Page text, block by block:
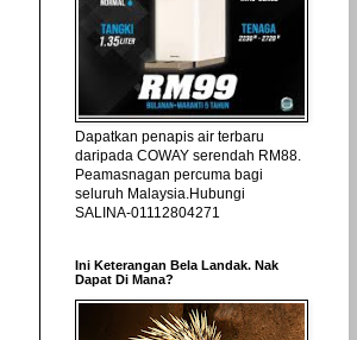
Dapatkan penapis air terbaru
daripada COWAY serendah RM88.
Peamasnagan percuma bagi
seluruh Malaysia.Hubungi
SALINA-01112804271
Ini Keterangan Bela Landak. Nak
Dapat Di Mana?